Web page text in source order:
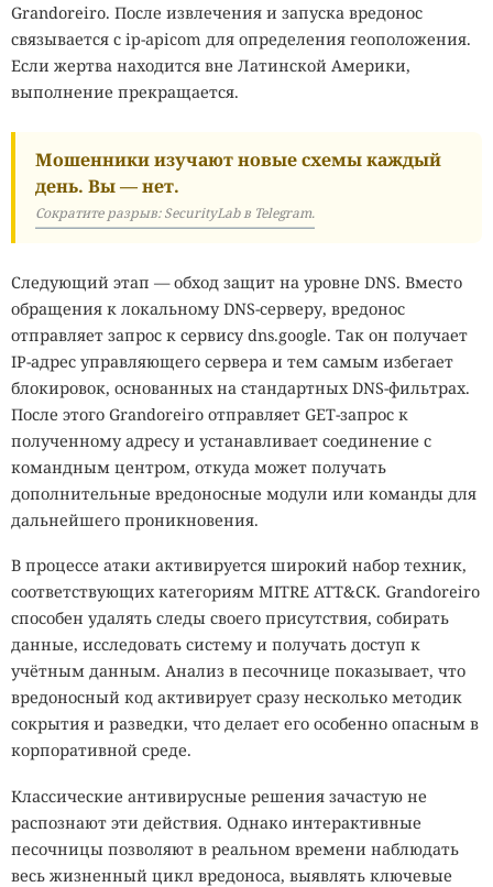
Grandoreiro. После извлечения и запуска вредонос
связывается с ip-apicom для определения геоположения.
Если жертва находится вне Латинской Америки,
выполнение прекращается.
Мошенники изучают новые схемы каждый
день. Вы — нет.
Сократите разрыв: SecurityLab в Telegram.
Следующий этап — обход защит на уровне DNS. Вместо
обращения к локальному DNS-серверу, вредонос
отправляет запрос к сервису dns.google. Так он получает
IP-адрес управляющего сервера и тем самым избегает
блокировок, основанных на стандартных DNS-фильтрах.
После этого Grandoreiro отправляет GET-запрос к
полученному адресу и устанавливает соединение с
командным центром, откуда может получать
дополнительные вредоносные модули или команды для
дальнейшего проникновения.
В процессе атаки активируется широкий набор техник,
соответствующих категориям MITRE ATT&CK. Grandoreiro
способен удалять следы своего присутствия, собирать
данные, исследовать систему и получать доступ к
учётным данным. Анализ в песочнице показывает, что
вредоносный код активирует сразу несколько методик
сокрытия и разведки, что делает его особенно опасным в
корпоративной среде.
Классические антивирусные решения зачастую не
распознают эти действия. Однако интерактивные
песочницы позволяют в реальном времени наблюдать
весь жизненный цикл вредоноса, выявлять ключевые